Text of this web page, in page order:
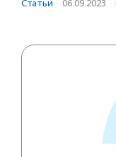
Статьи · 06.09.2023 ·